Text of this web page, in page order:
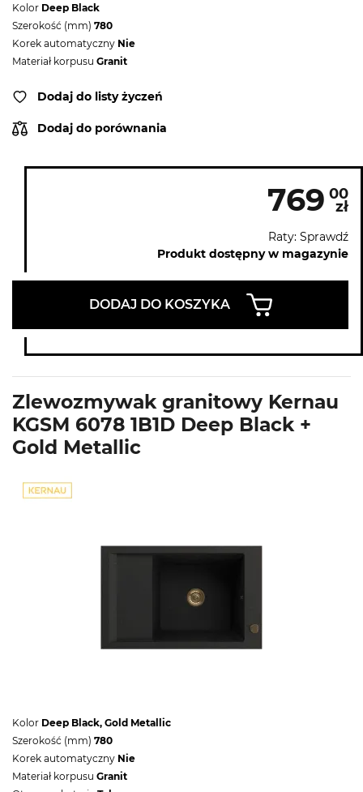
Kolor Deep Black
Szerokość (mm) 780
Korek automatyczny Nie
Materiał korpusu Granit
Dodaj do listy życzeń
Dodaj do porównania
769 00
zł
Raty: Sprawdź
Produkt dostępny w magazynie
DODAJ DO KOSZYKA
Zlewozmywak granitowy Kernau
KGSM 6078 1B1D Deep Black +
Gold Metallic
Kolor Deep Black, Gold Metallic
Szerokość (mm) 780
Korek automatyczny Nie
Materiał korpusu Granit